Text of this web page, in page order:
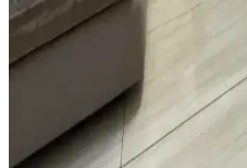
Oturma Odası
Değişikliği Olmadan
Oturma odasında büyük
mobilya örtüleri, aydınlatma,
mekânın sıcaklığı ve estetiği
yumuşak dokular ortamı tamamlar.